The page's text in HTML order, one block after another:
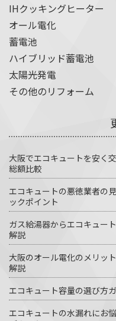
IHクッキングヒーター
オール電化
蓄電池
ハイブリッド蓄電池
太陽光発電
その他のリフォーム
大阪でエコキュートを安く
総額比較
エコキュートの悪徳業者の
ックポイント
ガス給湯器からエコキュー
解説
大阪のオール電化のメリッ
解説
エコキュート容量の選び方
エコキュートの水漏れにお